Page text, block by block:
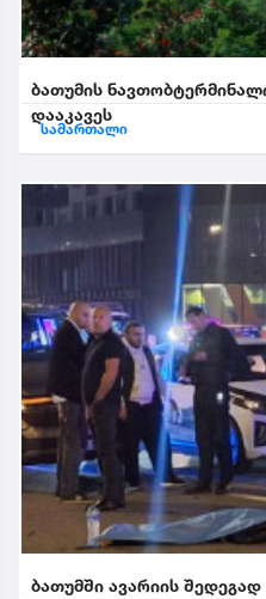
ბათუმის
დააკავეს
სამართალი
ბათუმში ავარიის